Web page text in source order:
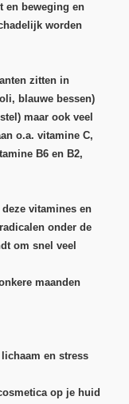
en beweging en
worden
zitten in
blauwe bessen)
maar ook veel
o.a. vitamine C,
B6 en B2,
vitamines en
onder de
om snel veel
maanden
en stress
op je huid